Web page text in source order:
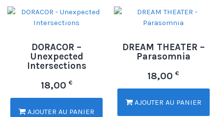
DORACOR –
Unexpected
Intersections
18,00 €
AJOUTER AU PANIER
DREAM THEATER –
Parasomnia
18,00€
AJOUTER AU PANIER